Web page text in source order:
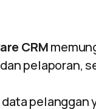
CRM
pelaporan,
data pelanggan